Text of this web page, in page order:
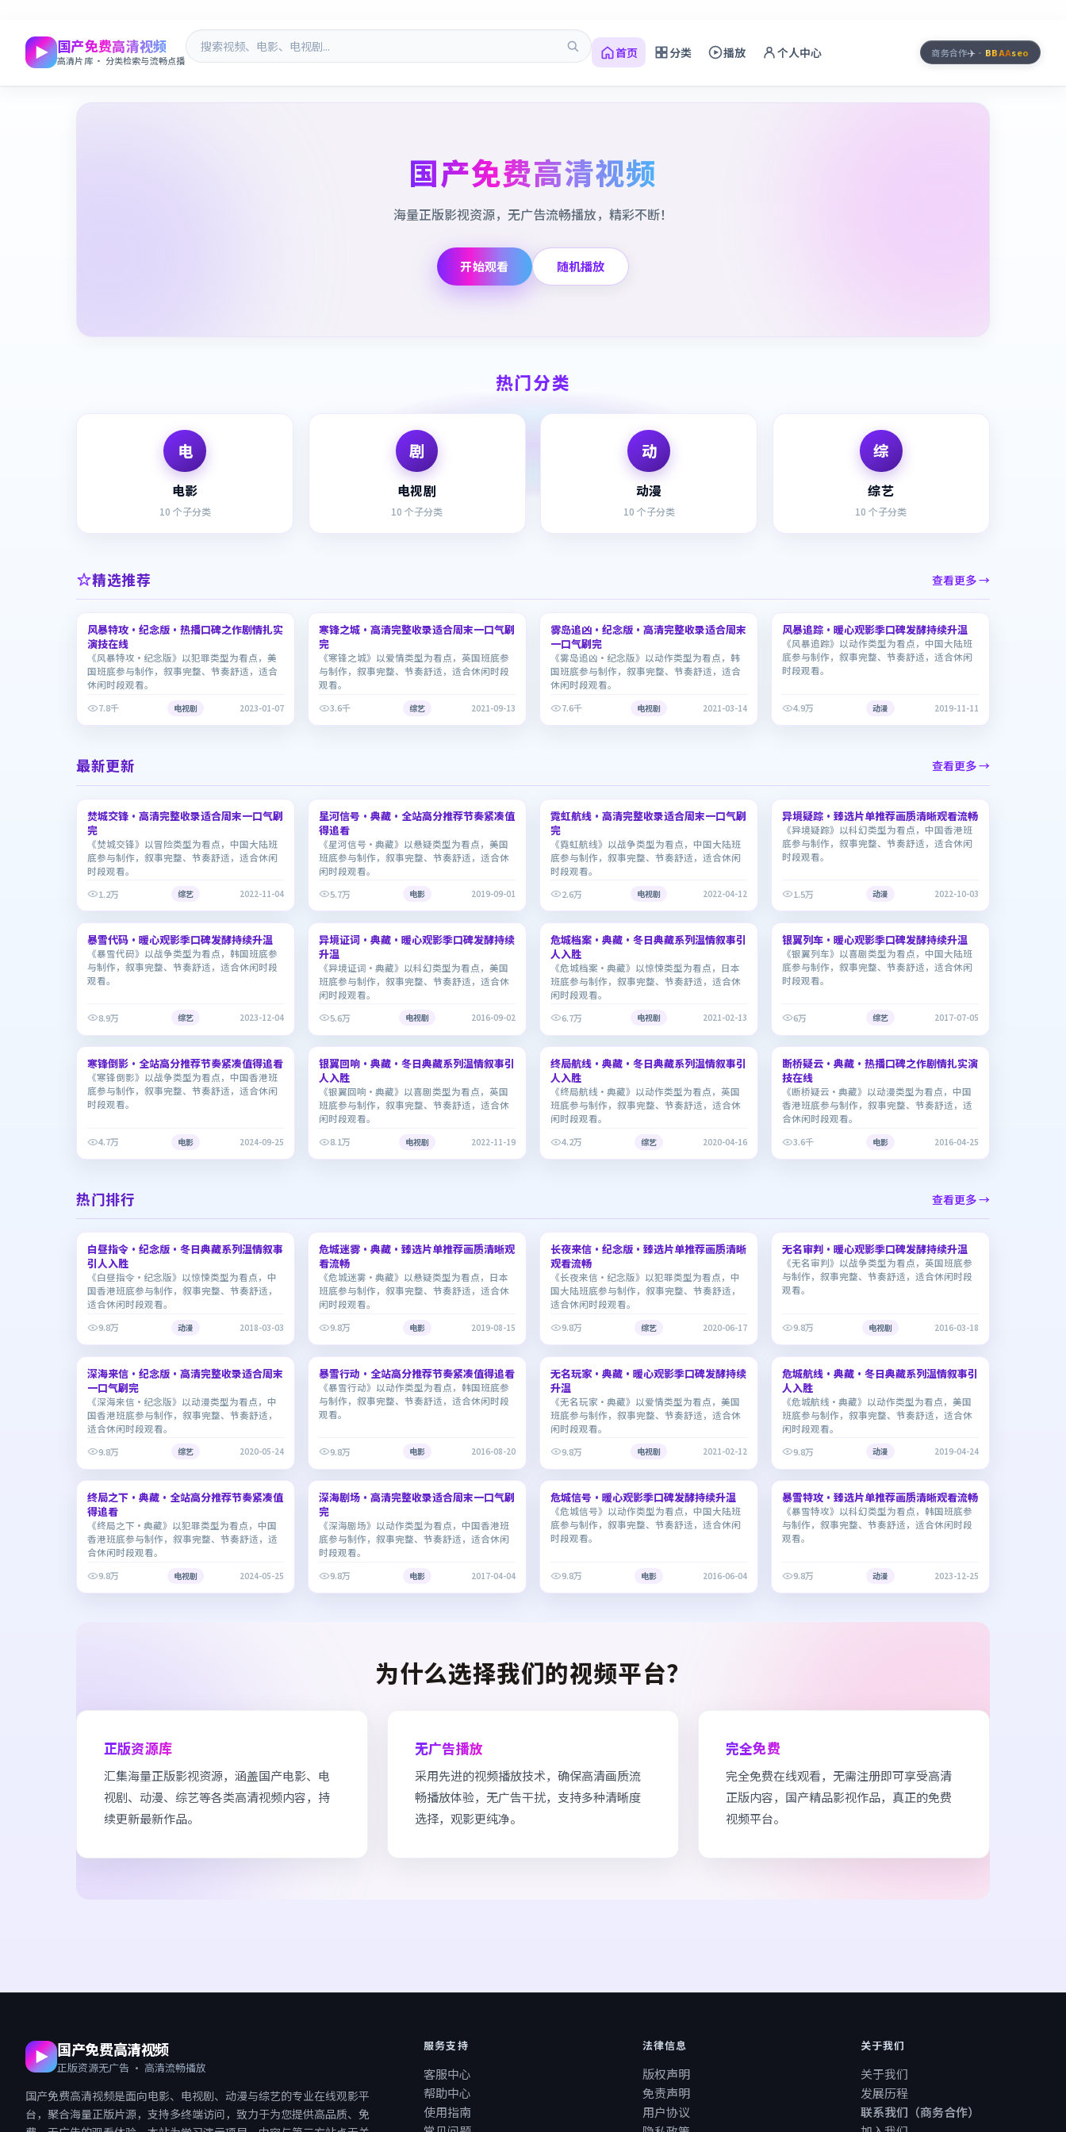
国产免费高清视频
高清片库 · 分类检索与流畅点播 首页 分类 播放 个人中心 商务合作✈️ · BBAAseo
国产免费高清视频
海量正版影视资源，无广告流畅播放，精彩不断！
开始观看 随机播放
热门分类
电
电影
10 个子分类
剧
电视剧
10 个子分类
动
动漫
10 个子分类
综
综艺
10 个子分类
精选推荐 查看更多 →
6.5
1:29:27
风暴特攻·纪念版·热播口碑之作剧情扎实
演技在线
《风暴特攻·纪念版》以犯罪类型为看点，美
国班底参与制作，叙事完整、节奏舒适，适合
休闲时段观看。
7.8千
电视剧 2023-01-07
6.5
1:28:46
寒锋之城·高清完整收录适合周末一口气刷
完
《寒锋之城》以爱情类型为看点，英国班底参
与制作，叙事完整、节奏舒适，适合休闲时段
观看。
3.6千
综艺 2021-09-13
7.4
2:27:46
雾岛追凶·纪念版·高清完整收录适合周末
一口气刷完
《雾岛追凶·纪念版》以动作类型为看点，韩
国班底参与制作，叙事完整、节奏舒适，适合
休闲时段观看。
7.6千
电视剧 2021-03-14
9.3
2:10:17
风暴追踪·暖心观影季口碑发酵持续升温
《风暴追踪》以动作类型为看点，中国大陆班
底参与制作，叙事完整、节奏舒适，适合休闲
时段观看。
4.9万 动漫 2019-11-11
最新更新 查看更多 →
7.6
1:47:10
焚城交锋·高清完整收录适合周末一口气刷
完
《焚城交锋》以冒险类型为看点，中国大陆班
底参与制作，叙事完整、节奏舒适，适合休闲
时段观看。
1.2万
综艺 2022-11-04
7.7
2:19:13
星河信号·典藏·全站高分推荐节奏紧凑值
得追看
《星河信号·典藏》以悬疑类型为看点，美国
班底参与制作，叙事完整、节奏舒适，适合休
闲时段观看。
5.7万
电影 2019-09-01
6.3
1:44:16
霓虹航线·高清完整收录适合周末一口气刷
完
《霓虹航线》以战争类型为看点，中国大陆班
底参与制作，叙事完整、节奏舒适，适合休闲
时段观看。
2.6万
电视剧 2022-04-12
6.0
1:56:50
异境疑踪·臻选片单推荐画质清晰观看流畅
《异境疑踪》以科幻类型为看点，中国香港班
底参与制作，叙事完整、节奏舒适，适合休闲
时段观看。
1.5万 动漫 2022-10-03
8.0
暴雪代码·暖心观影季口碑发酵持续升温
《暴雪代码》以战争类型为看点，韩国班底参
与制作，叙事完整、节奏舒适，适合休闲时段
观看。
8.9万 综艺 2023-12-04
7.7
异境证词·典藏·暖心观影季口碑发酵持续
升温
《异境证词·典藏》以科幻类型为看点，美国
班底参与制作，叙事完整、节奏舒适，适合休
闲时段观看。
5.6万
电视剧 2016-09-02
7.8
危城档案·典藏·冬日典藏系列温情叙事引
人入胜
《危城档案·典藏》以惊悚类型为看点，日本
班底参与制作，叙事完整、节奏舒适，适合休
闲时段观看。
6.7万
电视剧 2021-02-13
8.4
银翼列车·暖心观影季口碑发酵持续升温
《银翼列车》以喜剧类型为看点，中国大陆班
底参与制作，叙事完整、节奏舒适，适合休闲
时段观看。
6万 综艺 2017-07-05
8.9
寒锋倒影·全站高分推荐节奏紧凑值得追看
《寒锋倒影》以战争类型为看点，中国香港班
底参与制作，叙事完整、节奏舒适，适合休闲
时段观看。
4.7万 电影 2024-09-25
6.8
银翼回响·典藏·冬日典藏系列温情叙事引
人入胜
《银翼回响·典藏》以喜剧类型为看点，英国
班底参与制作，叙事完整、节奏舒适，适合休
闲时段观看。
8.1万
电视剧 2022-11-19
9.3
终局航线·典藏·冬日典藏系列温情叙事引
人入胜
《终局航线·典藏》以动作类型为看点，英国
班底参与制作，叙事完整、节奏舒适，适合休
闲时段观看。
4.2万
综艺 2020-04-16
8.2
断桥疑云·典藏·热播口碑之作剧情扎实演
技在线
《断桥疑云·典藏》以动漫类型为看点，中国
香港班底参与制作，叙事完整、节奏舒适，适
合休闲时段观看。
3.6千
电影 2016-04-25
热门排行 查看更多 →
9.4
2:15:06
白昼指令·纪念版·冬日典藏系列温情叙事
引人入胜
《白昼指令·纪念版》以惊悚类型为看点，中
国香港班底参与制作，叙事完整、节奏舒适，
适合休闲时段观看。
9.8万
动漫 2018-03-03
9.2
1:29:20
危城迷雾·典藏·臻选片单推荐画质清晰观
看流畅
《危城迷雾·典藏》以悬疑类型为看点，日本
班底参与制作，叙事完整、节奏舒适，适合休
闲时段观看。
9.8万
电影 2019-08-15
7.4
1:33:26
长夜来信·纪念版·臻选片单推荐画质清晰
观看流畅
《长夜来信·纪念版》以犯罪类型为看点，中
国大陆班底参与制作，叙事完整、节奏舒适，
适合休闲时段观看。
9.8万
综艺 2020-06-17
6.9
2:40:17
无名审判·暖心观影季口碑发酵持续升温
《无名审判》以战争类型为看点，英国班底参
与制作，叙事完整、节奏舒适，适合休闲时段
观看。
9.8万 电视剧 2016-03-18
6.7
深海来信·纪念版·高清完整收录适合周末
一口气刷完
《深海来信·纪念版》以动漫类型为看点，中
国香港班底参与制作，叙事完整、节奏舒适，
适合休闲时段观看。
9.8万
综艺 2020-05-24
9.0
暴雪行动·全站高分推荐节奏紧凑值得追看
《暴雪行动》以动作类型为看点，韩国班底参
与制作，叙事完整、节奏舒适，适合休闲时段
观看。
9.8万 电影 2016-08-20
8.9
无名玩家·典藏·暖心观影季口碑发酵持续
升温
《无名玩家·典藏》以爱情类型为看点，美国
班底参与制作，叙事完整、节奏舒适，适合休
闲时段观看。
9.8万
电视剧 2021-02-12
7.2
危城航线·典藏·冬日典藏系列温情叙事引
人入胜
《危城航线·典藏》以动作类型为看点，美国
班底参与制作，叙事完整、节奏舒适，适合休
闲时段观看。
9.8万
动漫 2019-04-24
8.3
终局之下·典藏·全站高分推荐节奏紧凑值
得追看
《终局之下·典藏》以犯罪类型为看点，中国
香港班底参与制作，叙事完整、节奏舒适，适
合休闲时段观看。
9.8万
电视剧 2024-05-25
6.2
深海剧场·高清完整收录适合周末一口气刷
完
《深海剧场》以动作类型为看点，中国香港班
底参与制作，叙事完整、节奏舒适，适合休闲
时段观看。
9.8万
电影 2017-04-04
6.5
危城信号·暖心观影季口碑发酵持续升温
《危城信号》以动作类型为看点，中国大陆班
底参与制作，叙事完整、节奏舒适，适合休闲
时段观看。
9.8万 电影 2016-06-04
9.3
暴雪特攻·臻选片单推荐画质清晰观看流畅
《暴雪特攻》以科幻类型为看点，韩国班底参
与制作，叙事完整、节奏舒适，适合休闲时段
观看。
9.8万 动漫 2023-12-25
为什么选择我们的视频平台？
正版资源库
汇集海量正版影视资源，涵盖国产电影、电
视剧、动漫、综艺等各类高清视频内容，持
续更新最新作品。
无广告播放
采用先进的视频播放技术，确保高清画质流
畅播放体验，无广告干扰，支持多种清晰度
选择，观影更纯净。
完全免费
完全免费在线观看，无需注册即可享受高清
正版内容，国产精品影视作品，真正的免费
视频平台。
国产免费高清视频
正版资源无广告 · 高清流畅播放
国产免费高清视频是面向电影、电视剧、动漫与综艺的专业在线观影平
台，聚合海量正版片源，支持多终端访问，致力于为您提供高品质、免
服务支持
客服中心
帮助中心
使用指南
法律信息
版权声明
免责声明
用户协议
关于我们
关于我们
发展历程
联系我们（商务合作）